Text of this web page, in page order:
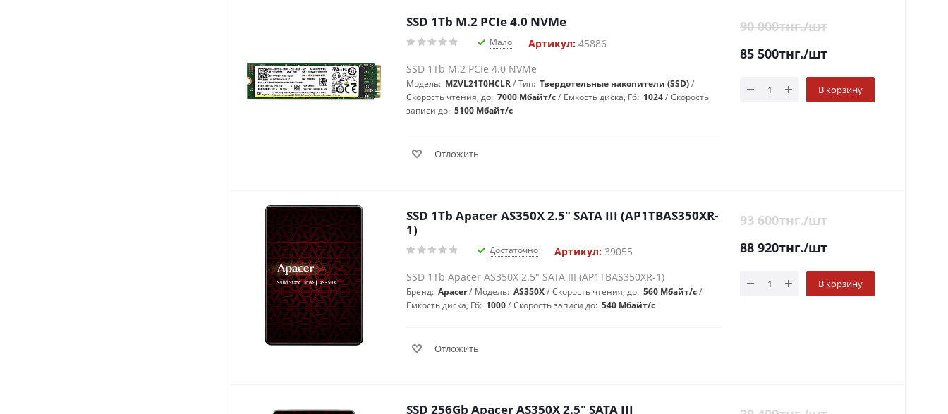
SSD 1Tb M.2 PCIe 4.0 NVMe
Мало Артикул: 45886
SSD 1Tb M.2 PCIe 4.0 NVMe
Модель: MZVL21T0HCLR Тип: Твердотельные накопители (SSD)
Скорость чтения, до: 7000 Мбайт/с Емкость диска, Гб: 1024
Скорость
записи до: 5100 Мбайт/с
Отложить
90 000тнг./шт
85 500тнг./шт
В корзину
SSD 1Tb Apacer AS350X 2.5" SATA III (AP1TBAS350XR-
1)
Достаточно Артикул: 39055
SSD 1Tb Apacer AS350X 2.5" SATA III (AP1TBAS350XR-1)
Бренд: Apacer Модель: AS350X Скорость чтения, до: 560 Мбайт/с
Емкость диска, Гб: 1000 Скорость записи до: 540 Мбайт/с
Отложить
93 600тнг./шт
88 920тнг./шт
В корзину
SSD 256Gb Apacer AS350X 2.5" SATA III